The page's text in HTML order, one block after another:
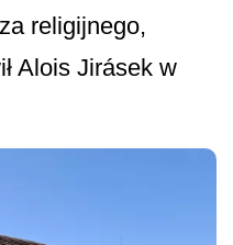
religijnego,
Alois Jirásek w